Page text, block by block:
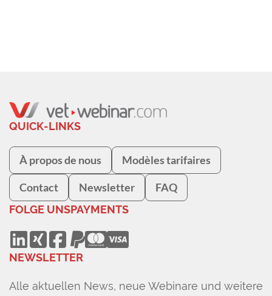
QUICK-LINKS
À propos de nous Modèles tarifaires
Contact Newsletter FAQ
FOLGE UNSPAYMENTS
NEWSLETTER
Alle aktuellen News, neue Webinare und weitere